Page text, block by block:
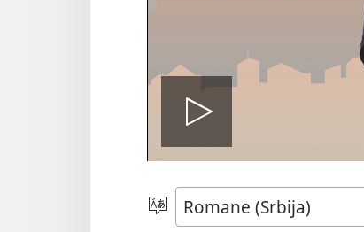
Play
video
Birin